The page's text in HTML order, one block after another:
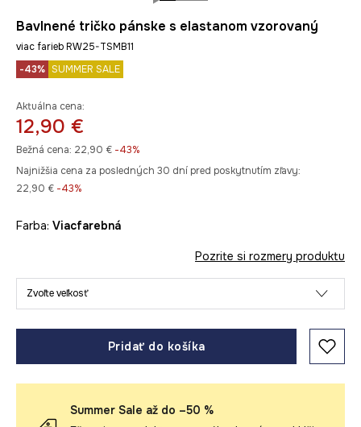
Bavlnené tričko pánske s elastanom vzorovaný
viac farieb RW25-TSMB11
-43% SUMMER SALE
Aktuálna cena:
12,90 €
Bežná cena: 22,90 € -43%
Najnižšia cena za posledných 30 dní pred poskytnutím zľavy:
22,90 € -43%
Farba: viacfarebná
Pozrite si rozmery produktu
Zvoľte veľkosť
Pridať do košíka
Summer Sale až do –50 %